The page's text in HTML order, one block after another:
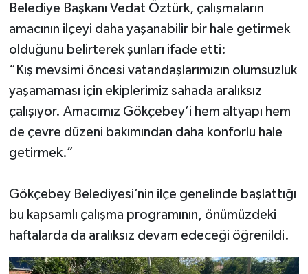
Belediye Başkanı Vedat Öztürk, çalışmaların
amacının ilçeyi daha yaşanabilir bir hale getirmek
olduğunu belirterek şunları ifade etti:
“Kış mevsimi öncesi vatandaşlarımızın olumsuzluk
yaşamaması için ekiplerimiz sahada aralıksız
çalışıyor. Amacımız Gökçebey’i hem altyapı hem
de çevre düzeni bakımından daha konforlu hale
getirmek.”
Gökçebey Belediyesi’nin ilçe genelinde başlattığı
bu kapsamlı çalışma programının, önümüzdeki
haftalarda da aralıksız devam edeceği öğrenildi.